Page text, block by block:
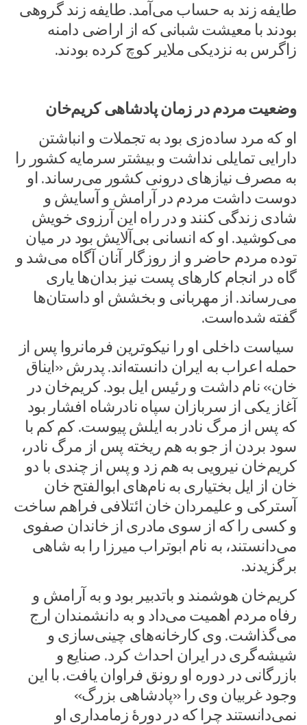
طایفه زند به حساب می‌آمد. طایفه زند گروهی
بودند با معیشت شبانی که از اراضی دامنه
زاگرس به نزدیکی ملایر کوچ کرده بودند.
وضعیت مردم در زمان پادشاهی کریم‌خان
او که مرد ساده‌زی بود به تجملات و انباشتن
دارایی تمایلی نداشت و بیشتر سرمایه کشور را
به مصرف نیازهای درونی کشور می‌رساند. او
دوست داشت مردم در آرامش و آسایش و
شادی زندگی کنند و در راه این آرزوی خویش
می‌کوشید. او که انسانی بی‌آلایش بود در میان
توده مردم حاضر و از روزگار آنان آگاه می‌شد و
گاه در انجام کارهای پست نیز بدان‌ها یاری
می‌رساند. از مهربانی و بخشش او داستان‌ها
گفته شده‌است.
سیاست داخلی او را نیکوترین فرمانروا پس از
حمله اعراب به ایران دانسته‌اند. پدرش «ایناق
خان» نام داشت و رئیس ایل بود. کریم‌خان در
آغاز یکی از سربازان سپاه نادرشاه افشار بود
که پس از مرگ نادر به ایلش پیوست. کم کم با
سود بردن از جو به هم ریخته پس از مرگ نادر،
کریم‌خان نیرویی به هم زد و پس از چندی با دو
خان از ایل بختیاری به نام‌های ابوالفتح خان
آسترکی و علیمردان خان ائتلافی فراهم ساخت
و کسی را که از سوی مادری از خاندان صفوی
می‌دانستند، به نام ابوتراب میرزا را به شاهی
برگزیدند.
کریم‌خان هوشمند و باتدبیر بود و به آرامش و
رفاه مردم اهمیت می‌داد و به دانشمندان ارج
می‌گذاشت. وی کارخانه‌های چینی‌سازی و
شیشه‌گری در ایران احداث کرد. صنایع و
بازرگانی در دوره او رونق فراوان یافت. با این
وجود غربیان وی را «پادشاهی بزرگ»
نمی‌دانستند چرا که در دورهٔ زمامداری او